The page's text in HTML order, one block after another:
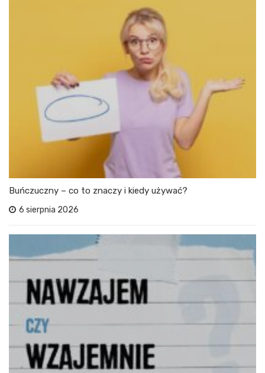
Buńczuczny – co to znaczy i kiedy używać?
6 sierpnia 2026